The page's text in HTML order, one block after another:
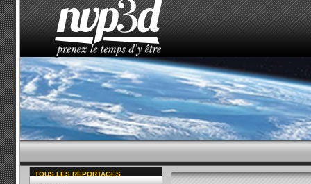
ACCUEIL LE STUDIO ACTUALITÉS
TOUS LES REPORTAGES